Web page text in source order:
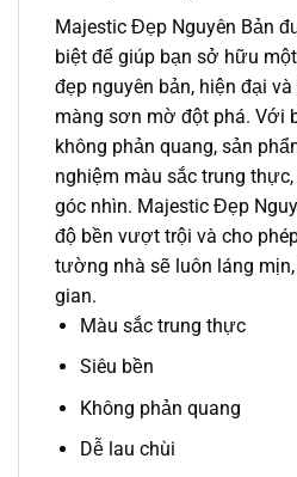
Majestic Đẹp Nguyên Bản
biệt để giúp bạn sở hữu
đẹp nguyên bản, hiện đại
màng sơn mờ đột phá. Với
không phản quang, sản
nghiệm màu sắc trung
góc nhìn. Majestic Đẹp
độ bền vượt trội và cho
tường nhà sẽ luôn láng
gian.
Màu sắc trung thực
Siêu bền
Không phản quang
Dễ lau chùi